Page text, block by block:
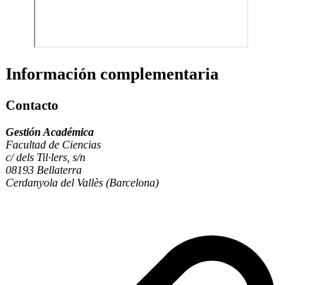
Información complementaria
Contacto
Gestión Académica
Facultad de Ciencias
c/ dels Til·lers, s/n
08193 Bellaterra
Cerdanyola del Vallès (Barcelona)